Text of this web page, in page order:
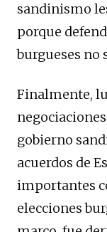
sandinismo
porque
burgueses no
Finalmente,
gobierno
acuerdos de
importantes
elecciones